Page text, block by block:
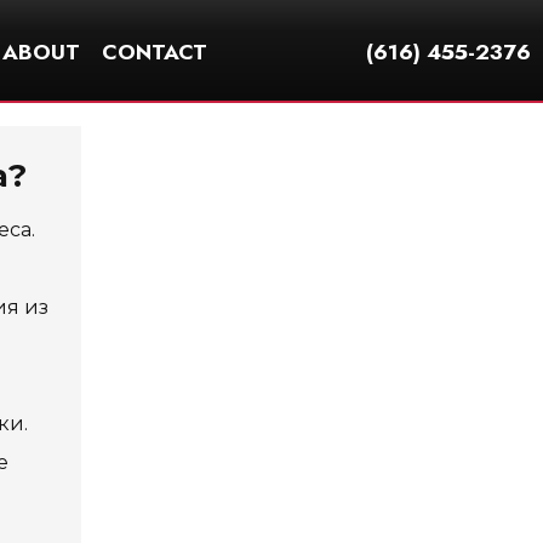
ABOUT CONTACT (616) 455-2376
из